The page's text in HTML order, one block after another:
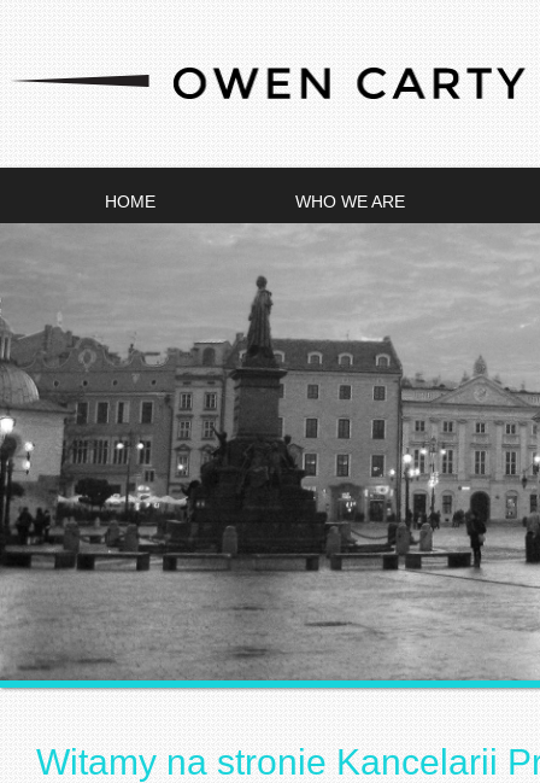
This is a test
HOME WHO WE ARE
Witamy na stronie Kancelarii